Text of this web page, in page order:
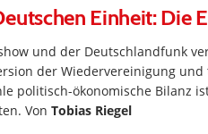
Einheit: Die
und der Deutschlandfunk
der Wiedervereinigung
politisch-ökonomische Bilanz
Von Tobias Riegel